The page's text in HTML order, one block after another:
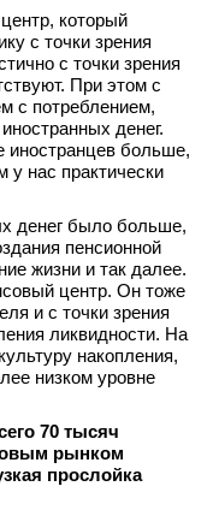
который
с точки зрения
с точки зрения
При этом с
с потреблением,
денег.
иностранцев больше,
у нас практически
денег было больше,
пенсионной
жизни и так далее.
центр. Он тоже
и с точки зрения
ликвидности. На
накопления,
низком уровне
70 тысяч
рынком
прослойка